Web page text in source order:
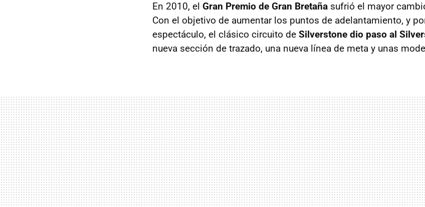
En 2010, el Gran Premio de Gran Bretaña sufrió el mayor
Con el objetivo de aumentar los puntos de adelantamiento, y
espectáculo, el clásico circuito de Silverstone dio paso al
nueva sección de trazado, una nueva línea de meta y unas